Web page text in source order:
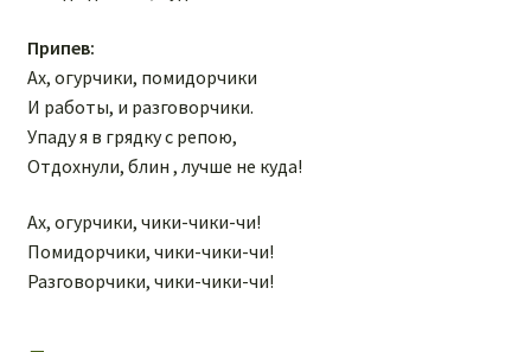
Припев:
Ах, огурчики, помидорчики
И работы, и разговорчики.
Упаду я в грядку с репою,
Отдохнули, блин , лучше не куда!
Ах, огурчики, чики-чики-чи!
Помидорчики, чики-чики-чи!
Разговорчики, чики-чики-чи!